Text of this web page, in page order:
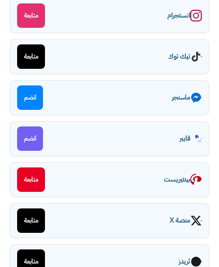
انستجرام متابعة
تيك توك متابعة
ماسنجر انضم
فايبر انضم
بينتيريست متابعة
منصة X متابعة
ثريدز متابعة